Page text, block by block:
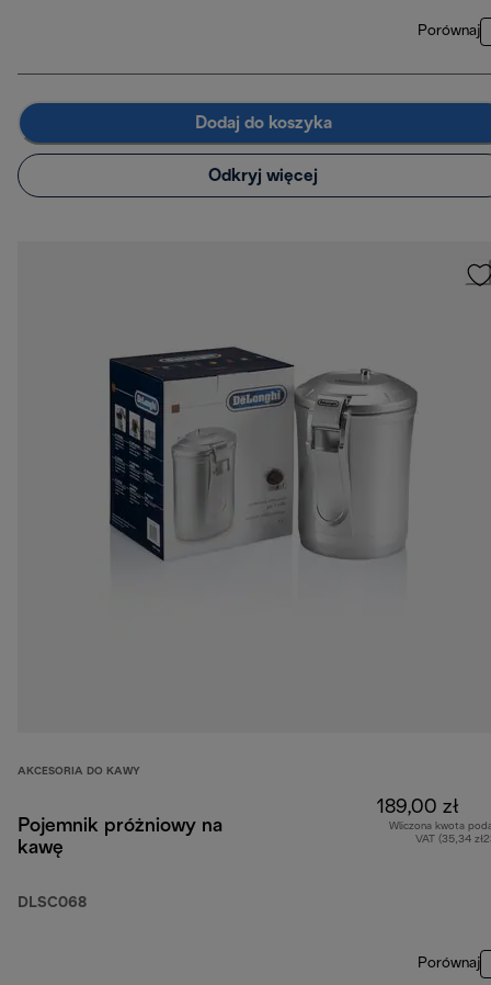
Porównaj
Dodaj do koszyka
Odkryj więcej
AKCESORIA DO KAWY
Pojemnik próżniowy na
kawę
DLSC068
189,00 zł
Wliczona kwota
VAT (35,34
Porównaj